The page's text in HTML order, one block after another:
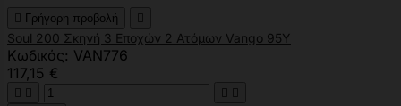
 Γρήγορη προβολή 
Soul 200 Σκηνή 3 Εποχών 2 Ατόμων Vango 95Y
Κωδικός: VAN776
117,15 €
   